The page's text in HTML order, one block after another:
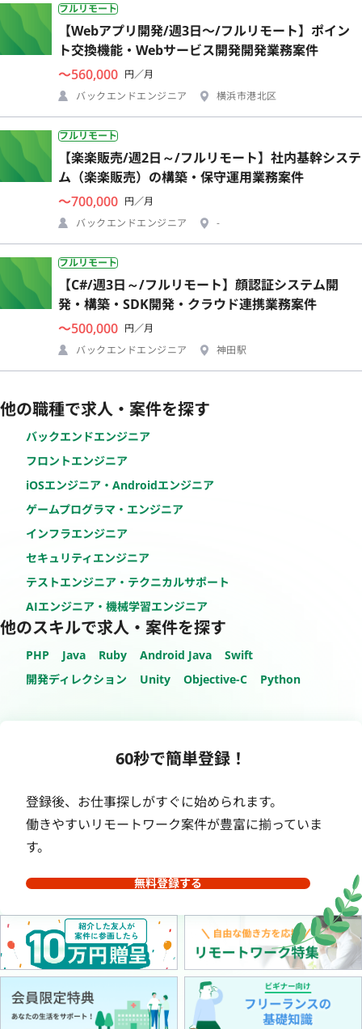
フルリモート
【Webアプリ開発/週3日〜/フルリモート】ポイン
ト交換機能・Webサービス開発開発業務案件
〜560,000 円／月
バックエンドエンジニア
横浜市港北区
フルリモート
【楽楽販売/週2日～/フルリモート】社内基幹システ
ム（楽楽販売）の構築・保守運用業務案件
〜700,000 円／月
バックエンドエンジニア
-
フルリモート
【C#/週3日～/フルリモート】顔認証システム開
発・構築・SDK開発・クラウド連携業務案件
〜500,000 円／月
バックエンドエンジニア
神田駅
他の職種で求人・案件を探す
バックエンドエンジニア
フロントエンジニア
iOSエンジニア・Androidエンジニア
ゲームプログラマ・エンジニア
インフラエンジニア
セキュリティエンジニア
テストエンジニア・テクニカルサポート
AIエンジニア・機械学習エンジニア
他のスキルで求人・案件を探す
PHP Java Ruby Android Java
Swift
開発ディレクション
Unity Objective-C Python
60秒で簡単登録！
登録後、お仕事探しがすぐに始められます。
働きやすいリモートワーク案件が豊富に揃っていま
す。
無料登録する